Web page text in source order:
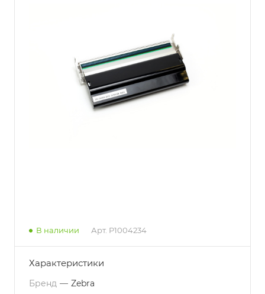
В наличии Арт. P1004234
Характеристики
Бренд — Zebra